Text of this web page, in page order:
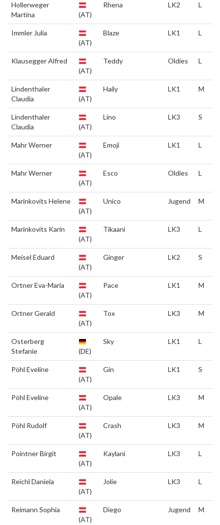
Hollerweger
Martina
(AT)
Rhena LK2 L
Immler Julia
(AT)
Blaze LK1 L
Klausegger Alfred
(AT)
Teddy Oldies L
Lindenthaler
Claudia
(AT)
Haily LK1 M
Lindenthaler
Claudia
(AT)
Lino LK3 S
Mahr Werner
(AT)
Emoji LK1 L
Mahr Werner
(AT)
Esco Oldies L
Marinkovits Helene
(AT)
Unico Jugend M
Marinkovits Karin
(AT)
Tikaani LK3 L
Meisel Eduard
(AT)
Ginger LK2 S
Ortner Eva-Maria
(AT)
Pace LK1 M
Ortner Gerald
(AT)
Tox LK3 M
Osterberg
Stefanie
(DE)
Sky LK1 L
Pöhl Eveline
(AT)
Gin LK1 S
Pöhl Eveline
(AT)
Opale LK3 M
Pöhl Rudolf
(AT)
Crash LK3 M
Pointner Birgit
(AT)
Kaylani LK3 L
Reichl Daniela
(AT)
Jolie LK3 L
Reimann Sophia
(AT)
Diego Jugend M